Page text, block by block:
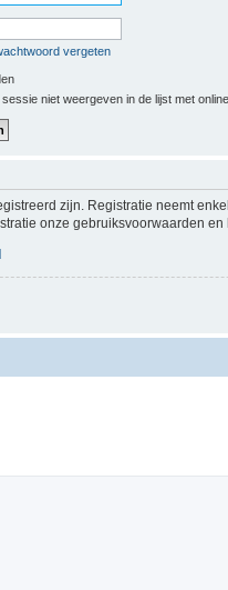
vergeten
sessie niet weergeven in de lijst met
zijn. Registratie neemt
onze gebruiksvoorwaarden